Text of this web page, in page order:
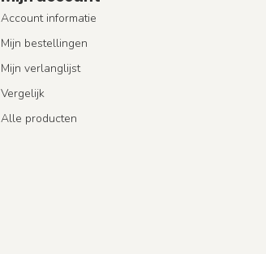
Account informatie
Mijn bestellingen
Mijn verlanglijst
Vergelijk
Alle producten